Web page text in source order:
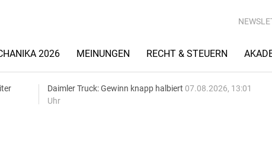
2026 MEINUNGEN RECHT & STEUERN
Daimler Truck: Gewinn knapp halbiert 07.08.2026, 13:01
Uhr